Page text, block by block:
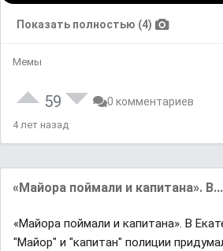
Показать полностью (4)
Мемы
59 0 комментариев
4 лет назад
«Майора поймали и капитана». В...
«Майора поймали и капитана». В
"Майор" и "капитан" полиции